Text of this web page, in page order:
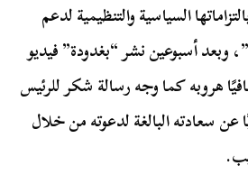
السياسية والتنظيمية لدعم
وبعد أسبوعين نشر “بغدودة” فيديو
هروبه كما وجه رسالة شكر للرئيس
عن سعادته البالغة لدعوته من خلال